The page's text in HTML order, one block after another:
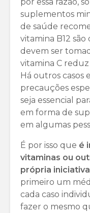
suplementos
de saúde
vitamina B12
devem ser
vitamina C reduz
Há outros casos
precauções
seja essencial
em forma de
em algumas
É por isso que é
vitaminas ou
própria iniciativa
primeiro um
cada caso
fazer o mesmo